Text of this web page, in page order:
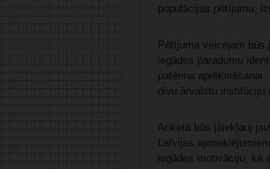
populācijas pētījumu,
Pētījuma veicējam būs
iegādes paradumu
patēriņa
divu ārvalstu institūciju
Anketā būs jāiekļauj
Latvijas
iegādes motivāciju, kā